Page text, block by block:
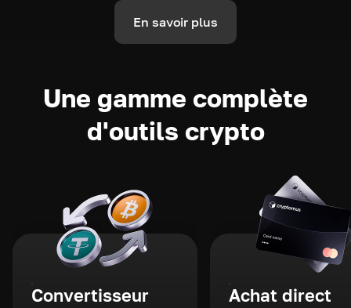
En savoir plus
Une gamme complète
d'outils crypto
Convertisseur Achat direct